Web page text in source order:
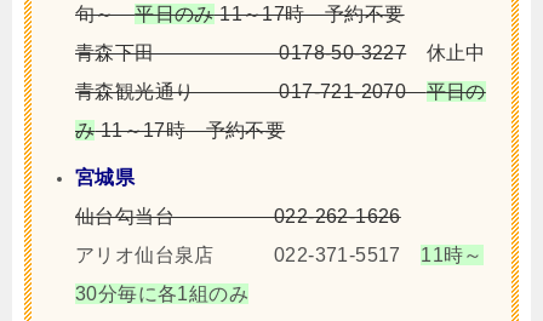
旬～平日のみ11～17時 予約不要
青森下田 0178-50-3227休止中
青森観光通り 017-721-2070平日の
み11～17時 予約不要
宮城県
仙台勾当台022-262-1626
アリオ仙台泉店 022-371-5517 11時～
30分毎に各1組のみ